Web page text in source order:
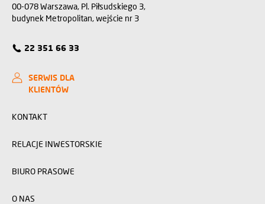
00-078 Warszawa, Pl. Piłsudskiego 3,
budynek Metropolitan, wejście nr 3
22 351 66 33
SERWIS DLA
KLIENTÓW
KONTAKT
RELACJE INWESTORSKIE
BIURO PRASOWE
O NAS